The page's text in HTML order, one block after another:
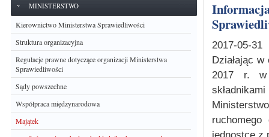
MINISTERSTWO
Kierownictwo Ministerstwa Sprawiedliwości
Struktura organizacyjna
Regulacje prawne dotyczące organizacji Ministerstwa
Sprawiedliwości
Sądy powszechne
Współpraca międzynarodowa
Majątek
Informacja o zbędnych składnikach majątku ruchomego Ministerstwa
2017-05-31
Działając
2017 r. w
ruchomego
jednostce z